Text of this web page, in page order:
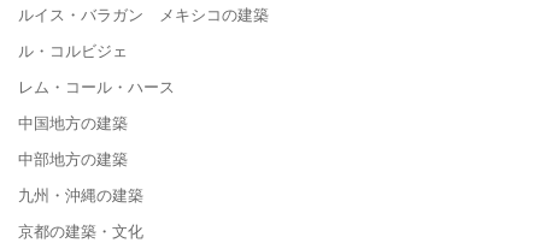
ルイス・バラガン メキシコの建築
ル・コルビジェ
レム・コール・ハース
中国地方の建築
中部地方の建築
九州・沖縄の建築
京都の建築・文化